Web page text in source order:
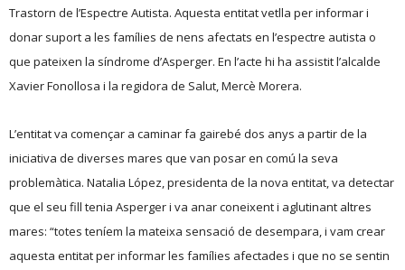
Trastorn de l’Espectre Autista. Aquesta entitat vetlla per informar i
donar suport a les famílies de nens afectats en l’espectre autista o
que pateixen la síndrome d’Asperger. En l’acte hi ha assistit l’alcalde
Xavier Fonollosa i la regidora de Salut, Mercè Morera.
L’entitat va començar a caminar fa gairebé dos anys a partir de la
iniciativa de diverses mares que van posar en comú la seva
problemàtica. Natalia López, presidenta de la nova entitat, va detectar
que el seu fill tenia Asperger i va anar coneixent i aglutinant altres
mares: “totes teníem la mateixa sensació de desempara, i vam crear
aquesta entitat per informar les famílies afectades i que no se sentin